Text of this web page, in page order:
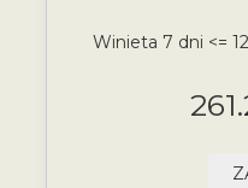
Winieta 7 dni <=